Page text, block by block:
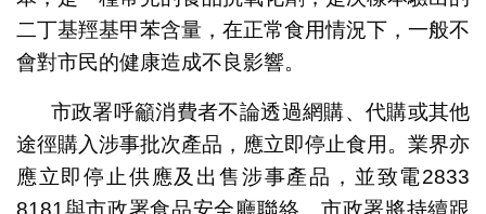
二丁基羥基甲苯含量，在正常食用情況下，一般不
會對市民的健康造成不良影響。
市政署呼籲消費者不論透過網購、代購或其他
途徑購入涉事批次產品，應立即停止食用。業界亦
應立即停止供應及出售涉事產品，並致電2833
8181與市政署食品安全廳聯絡。市政署將持續跟